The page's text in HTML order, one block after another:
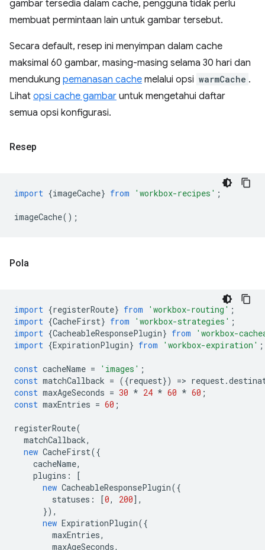
gambar tersedia dalam cache, pengguna tidak perlu
membuat permintaan lain untuk gambar tersebut.
Secara default, resep ini menyimpan dalam cache
maksimal 60 gambar, masing-masing selama 30 hari dan
mendukung pemanasan cache melalui opsi warmCache .
Lihat opsi cache gambar untuk mengetahui daftar
semua opsi konfigurasi.
Resep
import {imageCache} from 'workbox-recipes' ;
imageCache();
Pola
import {registerRoute} from 'workbox-routing' ;
import {CacheFirst} from 'workbox-strategies' ;
import {CacheableResponsePlugin} from
'workbox-
import {ExpirationPlugin} from 'workbox-expiration' ;
const cacheName = 'images' ;
const matchCallback = ({request}) => request.
const maxAgeSeconds = 30 * 24 * 60 * 60 ;
const maxEntries = 60 ;
registerRoute(
matchCallback,
new CacheFirst({
cacheName,
plugins :
[
new CacheableResponsePlugin({
statuses : [0, 200],
}),
new ExpirationPlugin({
maxEntries,
maxAgeSeconds,